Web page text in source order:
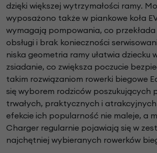
dzięki większej wytrzymałości ramy.
wyposażono także w piankowe koła
wymagają pompowania, co przekłada
obsługi i brak konieczności
niska geometria ramy ułatwia dziecku
zsiadanie, co zwiększa poczucie
takim rozwiązaniom rowerki biegowe
się wyborem rodziców poszukujących
trwałych, praktycznych i atrakcyjnych
efekcie ich popularność nie maleje, a
Charger regularnie pojawiają się w
najchętniej wybieranych rowerków